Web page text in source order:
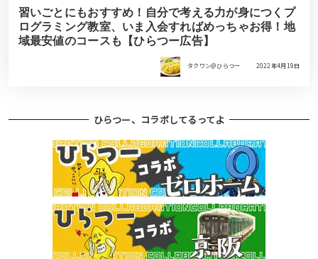
習いごとにもおすすめ！自分で考える力が身につくプ
ログラミング教室、いま入会すればめっちゃお得！地
域最安値のコースも【ひらつー広告】
タクワン＠ひらつー 2022年4月19日
ひらつー、コラボしてるってよ